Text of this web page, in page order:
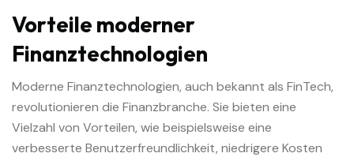
Vorteile moderner
Finanztechnologien
Moderne Finanztechnologien, auch bekannt als FinTech,
revolutionieren die Finanzbranche. Sie bieten eine
Vielzahl von Vorteilen, wie beispielsweise eine
verbesserte Benutzerfreundlichkeit, niedrigere Kosten